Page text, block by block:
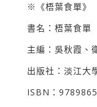
※《梧葉食單》
書名：梧葉食單
主編：吳秋霞、
出版社：淡江大
ISBN：